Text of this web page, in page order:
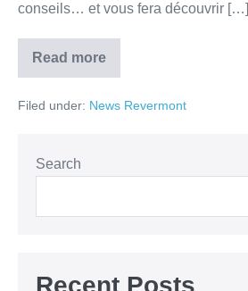
conseils… et vous fera découvrir […]
Read more
Filed under: News Revermont
Search
Recent Posts